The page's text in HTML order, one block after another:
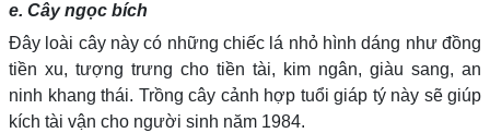
e. Cây ngọc bích
Đây loài cây này có những chiếc lá nhỏ hình dáng như đồng
tiền xu, tượng trưng cho tiền tài, kim ngân, giàu sang, an
ninh khang thái. Trồng cây cảnh hợp tuổi giáp tý này sẽ giúp
kích tài vận cho người sinh năm 1984.